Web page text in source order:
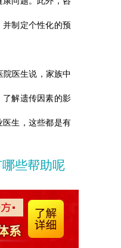
制定个性化的预
院医生说，家族中
解遗传因素的影
生，这些都是有
些帮助呢